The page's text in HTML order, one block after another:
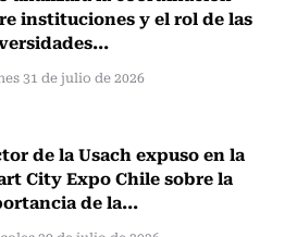
instituciones y el rol de las
31 de julio de 2026
de la Usach expuso en la
City Expo Chile sobre la
de la...